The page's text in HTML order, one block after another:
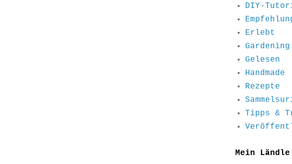
DIY-
Erlebt
Gardening
Gelesen
Handmade
Rezepte
Tipps &
Mein Ländle